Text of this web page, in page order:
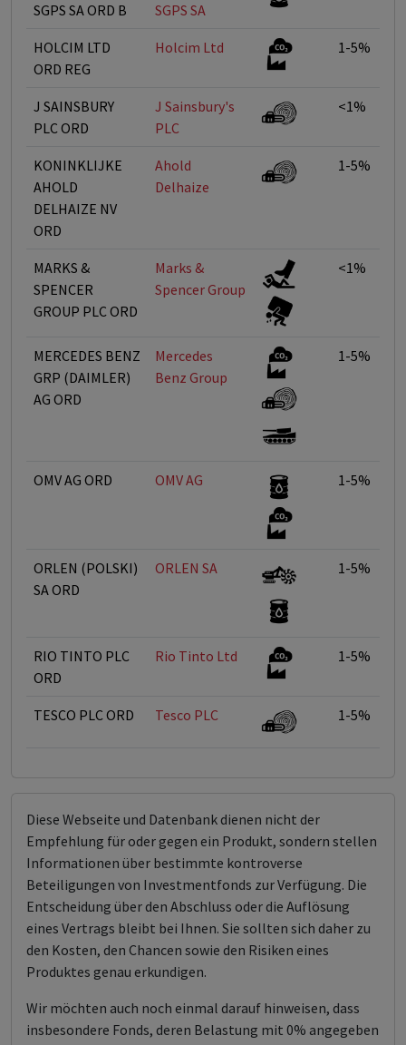
SGPS SA ORD B
SGPS SA
HOLCIM LTD
ORD REG
Holcim Ltd 1-5%
J SAINSBURY
PLC ORD
J Sainsbury's
PLC
<1%
KONINKLIJKE
AHOLD
DELHAIZE NV
ORD
Ahold
Delhaize
1-5%
MARKS &
SPENCER
GROUP PLC ORD
Marks &
Spencer Group
<1%
MERCEDES BENZ
GRP (DAIMLER)
AG ORD
Mercedes
Benz Group
1-5%
OMV AG ORD OMV AG 1-5%
ORLEN (POLSKI)
SA ORD
ORLEN SA 1-5%
RIO TINTO PLC
ORD
Rio Tinto Ltd 1-5%
TESCO PLC ORD Tesco PLC 1-5%
Diese Webseite und Datenbank dienen nicht der
Empfehlung für oder gegen ein Produkt, sondern stellen
Informationen über bestimmte kontroverse
Beteiligungen von Investmentfonds zur Verfügung. Die
Entscheidung über den Abschluss oder die Auflösung
eines Vertrags bleibt bei Ihnen. Sie sollten sich daher zu
den Kosten, den Chancen sowie den Risiken eines
Produktes genau erkundigen.
Wir möchten auch noch einmal darauf hinweisen, dass
insbesondere Fonds, deren Belastung mit 0% angegeben